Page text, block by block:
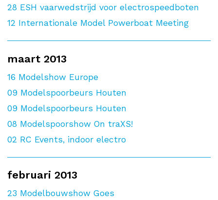
28 ESH vaarwedstrijd voor electrospeedboten
12 Internationale Model Powerboat Meeting
maart 2013
16 Modelshow Europe
09 Modelspoorbeurs Houten
09 Modelspoorbeurs Houten
08 Modelspoorshow On traXS!
02 RC Events, indoor electro
februari 2013
23 Modelbouwshow Goes